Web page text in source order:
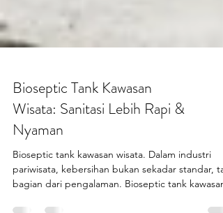
Bioseptic Tank Kawasan
Wisata: Sanitasi Lebih Rapi &
Nyaman
Bioseptic tank kawasan wisata. Dalam industri
pariwisata, kebersihan bukan sekadar standar,
bagian dari pengalaman. Bioseptic tank kawasan